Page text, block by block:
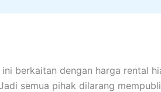
berkaitan dengan harga rental
semua pihak dilarang